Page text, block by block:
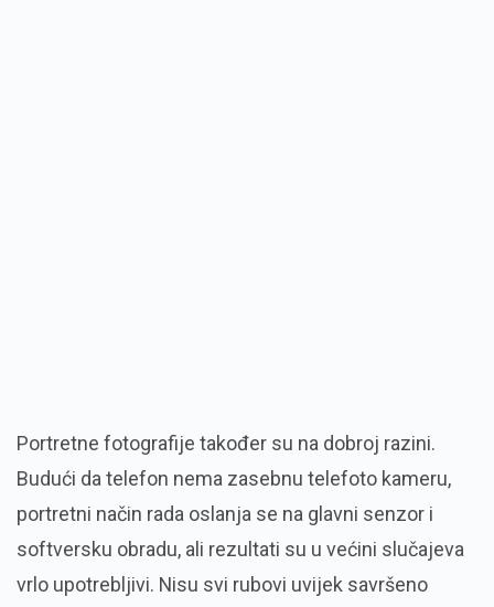
Portretne fotografije također su na dobroj razini.
Budući da telefon nema zasebnu telefoto kameru,
portretni način rada oslanja se na glavni senzor i
softversku obradu, ali rezultati su u većini slučajeva
vrlo upotrebljivi. Nisu svi rubovi uvijek savršeno